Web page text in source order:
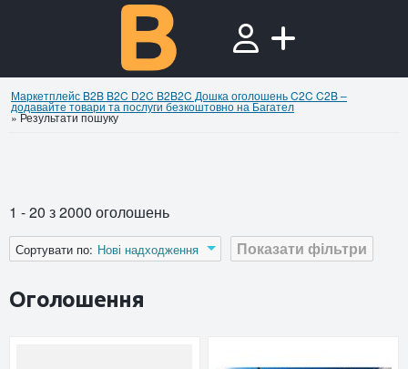
Маркетплейс B2B B2C D2C B2B2C Дошка оголошень C2C C2B –
додавайте товари та послуги безкоштовно на Багател
»Результати пошуку
1 - 20 з 2000 оголошень
Показати фільтри
Сортувати по: Нові надходження
Оголошення